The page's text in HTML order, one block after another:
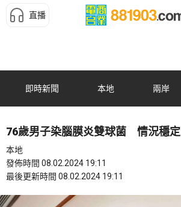
直播
即時新聞 本地 兩岸
76歲男子染腦膜炎雙球菌 情況穩定
本地
發佈時間 08.02.2024 19:11
最後更新時間 08.02.2024 19:11